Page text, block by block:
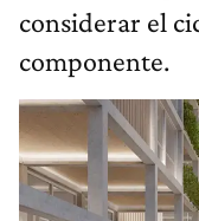
considerar el
componente.